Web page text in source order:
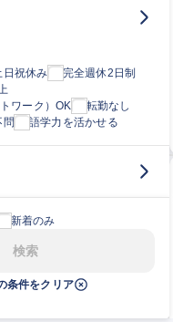
日祝休み
完全週休2日制
ワーク）OK
転勤なし
問 語学力を活かせる
新着のみ
検索
条件をクリア